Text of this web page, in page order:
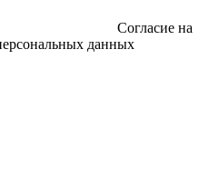
Согласие на
данных